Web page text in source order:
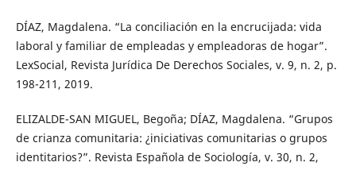
DÍAZ, Magdalena. “La conciliación en la encrucijada: vida
laboral y familiar de empleadas y empleadoras de hogar”.
LexSocial, Revista Jurídica De Derechos Sociales, v. 9, n. 2, p.
198-211, 2019.
ELIZALDE-SAN MIGUEL, Begoña; DÍAZ, Magdalena. “Grupos
de crianza comunitaria: ¿iniciativas comunitarias o grupos
identitarios?”. Revista Española de Sociología, v. 30, n. 2,